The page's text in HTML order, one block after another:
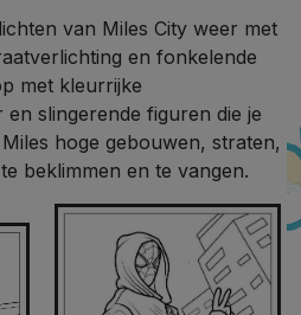
van Miles City weer met
en fonkelende
met kleurrijke
slingerende figuren die je
hoge gebouwen, straten,
beklimmen en te vangen.